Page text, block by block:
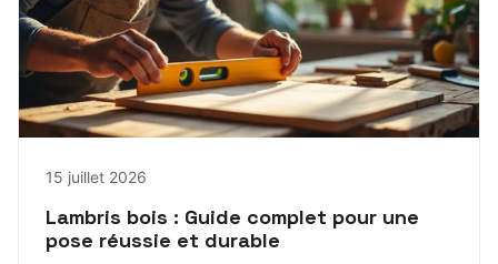
15 juillet 2026
Lambris bois : Guide complet pour une
pose réussie et durable